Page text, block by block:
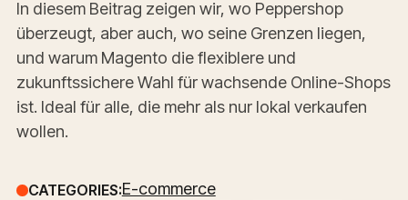
In diesem Beitrag zeigen wir, wo Peppershop
überzeugt, aber auch, wo seine Grenzen liegen,
und warum Magento die flexiblere und
zukunftssichere Wahl für wachsende Online-Shops
ist. Ideal für alle, die mehr als nur lokal verkaufen
wollen.
CATEGORIES:E-commerce